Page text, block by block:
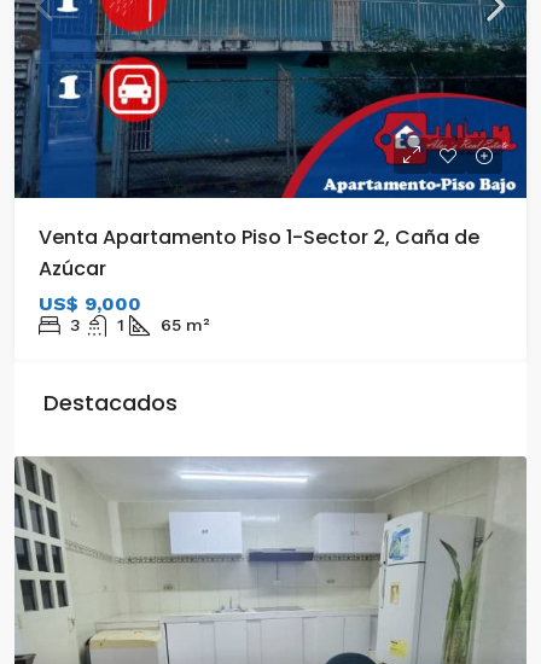
Venta Apartamento Piso 1-Sector 2, Caña de
Azúcar
US$ 9,000
3 1 65 m²
Destacados